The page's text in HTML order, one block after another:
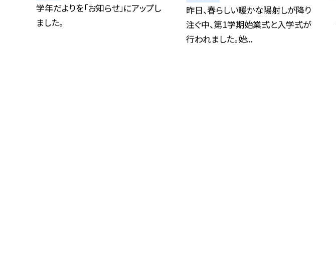
学年だよりを「お知らせ」にアップし
ました。
昨日、春らしい暖かな陽射しが降り
注ぐ中、第1学期始業式と入学式が
行われました。始...